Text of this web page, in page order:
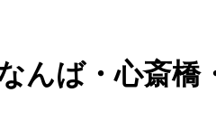
んば・心斎橋